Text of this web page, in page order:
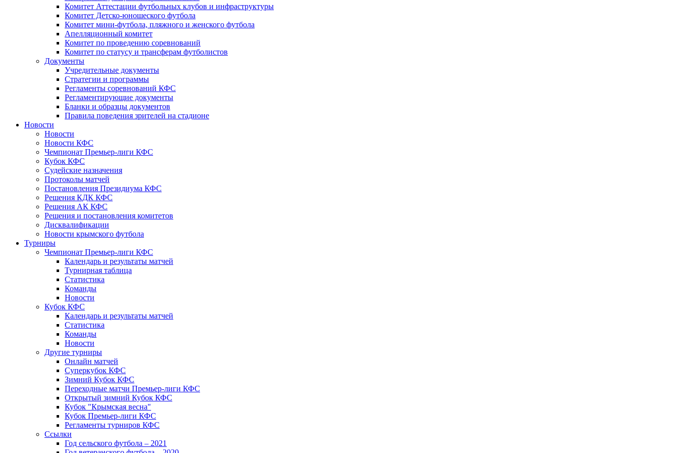
Комитет Аттестации футбольных клубов и инфраструктуры
Комитет Детско-юношеского футбола
Комитет мини-футбола, пляжного и женского футбола
Апелляционный комитет
Комитет по проведению соревнований
Комитет по статусу и трансферам футболистов
Документы
Учредительные документы
Стратегии и программы
Регламенты соревнований КФС
Регламентирующие документы
Бланки и образцы документов
Правила поведения зрителей на стадионе
Новости
Новости
Новости КФС
Чемпионат Премьер-лиги КФС
Кубок КФС
Судейские назначения
Протоколы матчей
Постановления Президиума КФС
Решения КДК КФС
Решения АК КФС
Решения и постановления комитетов
Дисквалификации
Новости крымского футбола
Турниры
Чемпионат Премьер-лиги КФС
Календарь и результаты матчей
Турнирная таблица
Статистика
Команды
Новости
Кубок КФС
Календарь и результаты матчей
Статистика
Команды
Новости
Другие турниры
Онлайн матчей
Суперкубок КФС
Зимний Кубок КФС
Переходные матчи Премьер-лиги КФС
Открытый зимний Кубок КФС
Кубок "Крымская весна"
Кубок Премьер-лиги КФС
Регламенты турниров КФС
Ссылки
Год сельского футбола – 2021